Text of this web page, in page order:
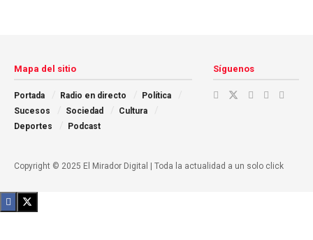
Copyright © 2025 El Mirador Digital | Toda la actualidad a un solo click
Mapa del sitio
Portada Radio en directo
Política
Sucesos
Sociedad
Cultura
Deportes
Podcast
Síguenos